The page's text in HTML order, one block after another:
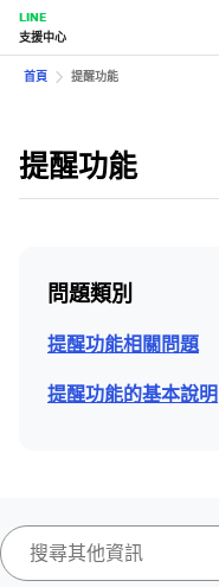
LINE
支援中心
首頁 提醒功能
提醒功能
問題類別
提醒功能相關問題
提醒功能的基本說明